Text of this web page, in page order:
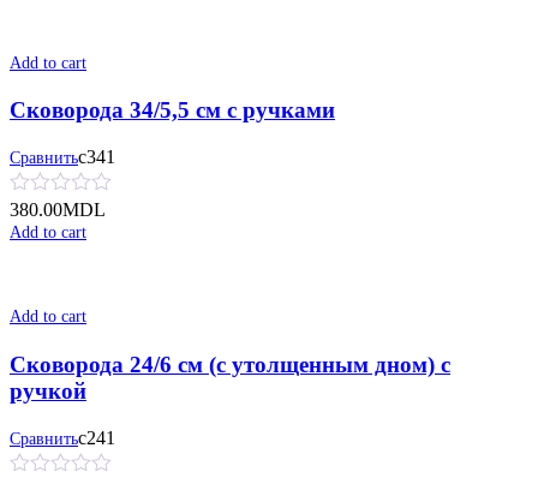
Add to cart
Сковорода 34/5,5 см с ручками
Сравнитьс341
380.00MDL
Add to cart
Add to cart
Сковорода 24/6 см (с утолщенным дном) с
ручкой
Сравнитьс241